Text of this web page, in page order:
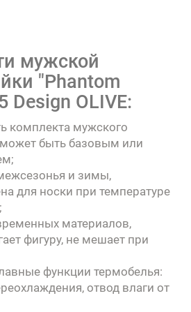
мужской
"Phantom
Design OLIVE:
комплекта мужского
быть базовым или
и зимы,
для носки при температуре
материалов,
фигуру, не мешает при
функции термобелья:
отвод влаги от